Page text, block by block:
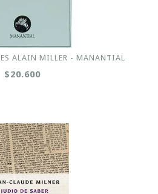
ALAIN MILLER - MANANTIAL
$20.600